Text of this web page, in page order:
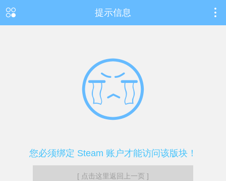
提示信息
您必须绑定 Steam 账户才能访问该版块！
[ 点击这里返回上一页 ]